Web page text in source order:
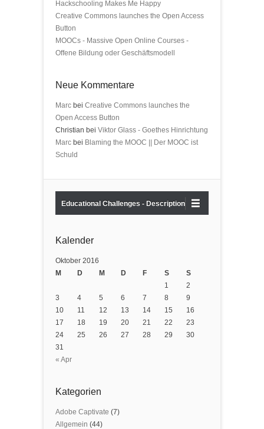
Hackschooling Makes Me Happy
Creative Commons launches the Open Access
Button
MOOCs - Massive Open Online Courses -
Offene Bildung oder Geschäftsmodell
Neue Kommentare
Marc bei Creative Commons launches the
Open Access Button
Christian bei Viktor Glass - Goethes Hinrichtung
Marc bei Blaming the MOOC || Der MOOC ist
Schuld
Educational Challenges - Description
Kalender
Oktober 2016
M
D M D F S S
« Apr
1
2
3
4 5 6 7 8
9
10
11 12 13 14 15
16
17
18 19 20 21 22
23
24
25 26 27 28 29
30
31
Kategorien
Adobe Captivate (7)
Allgemein (44)